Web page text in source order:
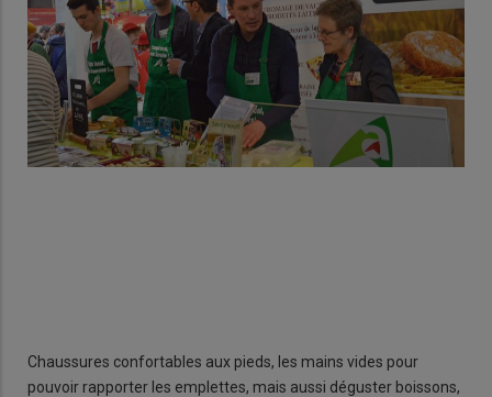
Chaussures confortables aux pieds, les mains vides pour
pouvoir rapporter les emplettes, mais aussi déguster boissons,